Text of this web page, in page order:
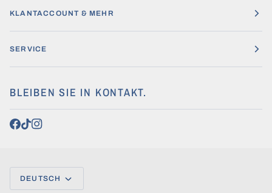
KLANTACCOUNT & MEHR
SERVICE
BLEIBEN SIE IN KONTAKT.
SPRACHE
DEUTSCH